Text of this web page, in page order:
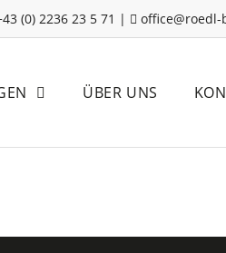
(0) 2236 23 5 71 | office@roedl-
ÜBER UNS